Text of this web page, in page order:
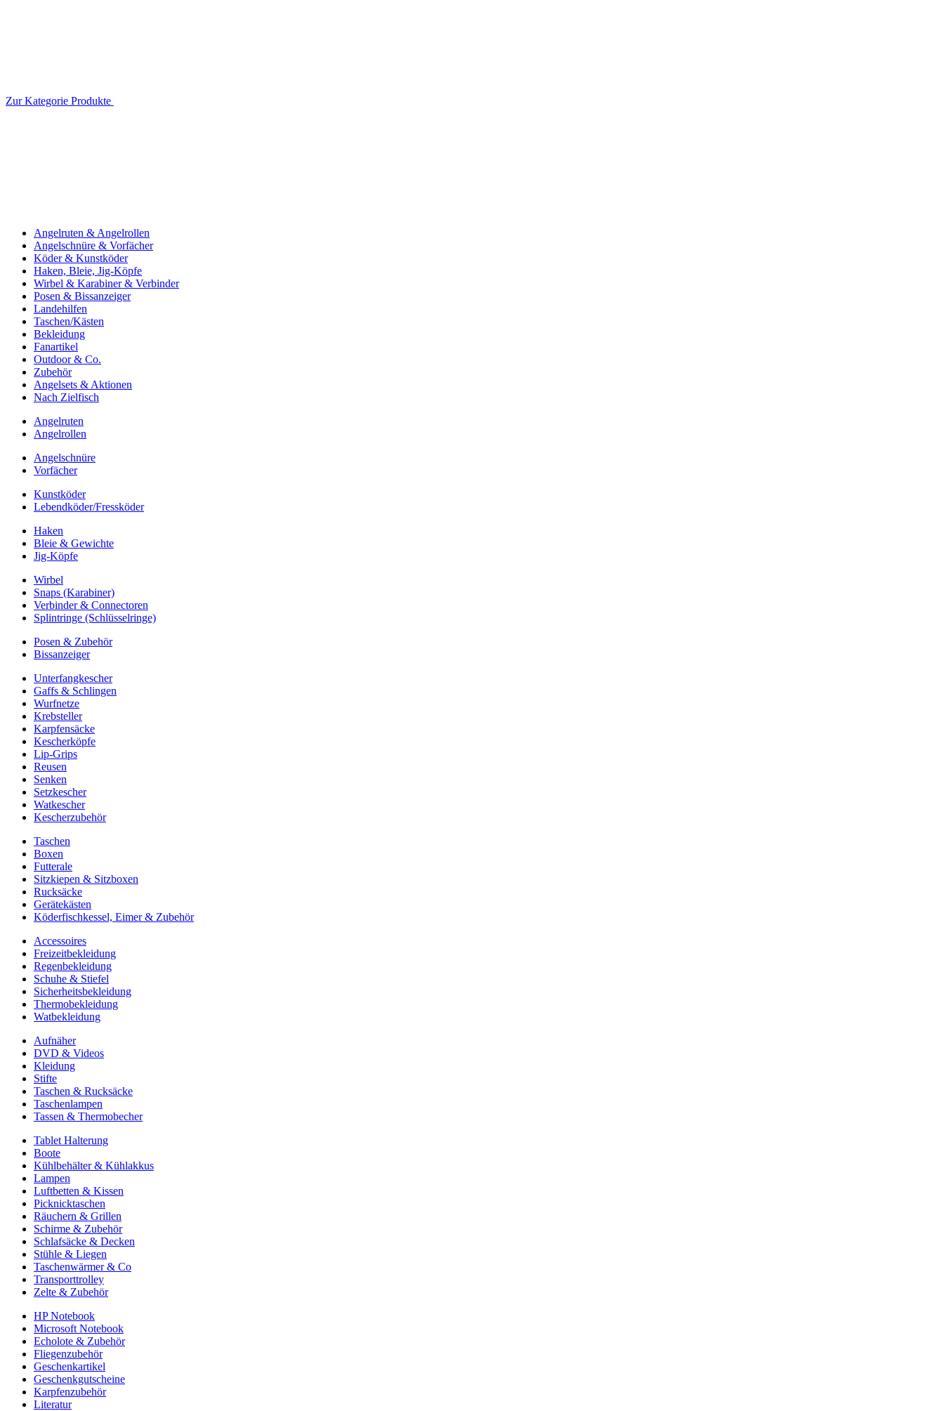
Zur Kategorie Produkte
Angelruten & Angelrollen
Angelschnüre & Vorfächer
Köder & Kunstköder
Haken, Bleie, Jig-Köpfe
Wirbel & Karabiner & Verbinder
Posen & Bissanzeiger
Landehilfen
Taschen/Kästen
Bekleidung
Fanartikel
Outdoor & Co.
Zubehör
Angelsets & Aktionen
Nach Zielfisch
Angelruten
Angelrollen
Angelschnüre
Vorfächer
Kunstköder
Lebendköder/Fressköder
Haken
Bleie & Gewichte
Jig-Köpfe
Wirbel
Snaps (Karabiner)
Verbinder & Connectoren
Splintringe (Schlüsselringe)
Posen & Zubehör
Bissanzeiger
Unterfangkescher
Gaffs & Schlingen
Wurfnetze
Krebsteller
Karpfensäcke
Kescherköpfe
Lip-Grips
Reusen
Senken
Setzkescher
Watkescher
Kescherzubehör
Taschen
Boxen
Futterale
Sitzkiepen & Sitzboxen
Rucksäcke
Gerätekästen
Köderfischkessel, Eimer & Zubehör
Accessoires
Freizeitbekleidung
Regenbekleidung
Schuhe & Stiefel
Sicherheitsbekleidung
Thermobekleidung
Watbekleidung
Aufnäher
DVD & Videos
Kleidung
Stifte
Taschen & Rucksäcke
Taschenlampen
Tassen & Thermobecher
Tablet Halterung
Boote
Kühlbehälter & Kühlakkus
Lampen
Luftbetten & Kissen
Picknicktaschen
Räuchern & Grillen
Schirme & Zubehör
Schlafsäcke & Decken
Stühle & Liegen
Taschenwärmer & Co
Transporttrolley
Zelte & Zubehör
HP Notebook
Microsoft Notebook
Echolote & Zubehör
Fliegenzubehör
Geschenkartikel
Geschenkgutscheine
Karpfenzubehör
Literatur